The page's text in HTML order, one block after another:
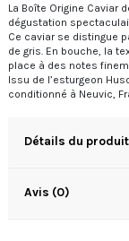
La Boîte Origine Caviar
dégustation
Ce caviar se distingue
de gris. En bouche, la
place à des notes
Issu de l’esturgeon
conditionné à Neuvic,
Détails du produit
Avis (0)